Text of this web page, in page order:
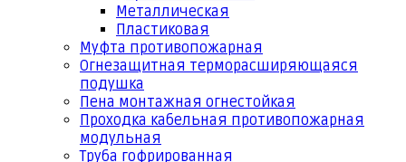
Металлическая
Пластиковая
Муфта противопожарная
Огнезащитная терморасширяющаяся
подушка
Пена монтажная огнестойкая
Проходка кабельная противопожарная
модульная
Труба гофрированная